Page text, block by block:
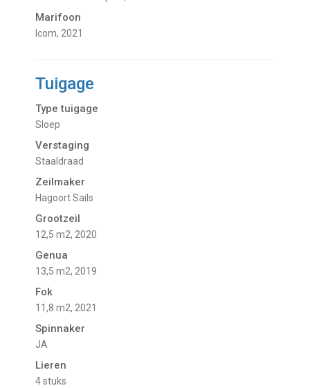
Marifoon
Icom, 2021
Tuigage
Type tuigage
Sloep
Verstaging
Staaldraad
Zeilmaker
Hagoort Sails
Grootzeil
12,5 m2, 2020
Genua
13,5 m2, 2019
Fok
11,8 m2, 2021
Spinnaker
JA
Lieren
4 stuks